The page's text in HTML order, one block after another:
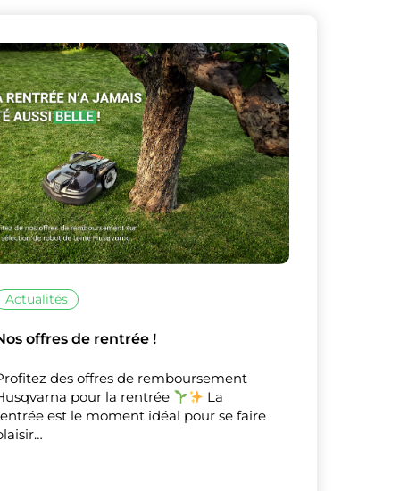
ceux que
XMasquer le bandeau
Actualités
offres de rentrée !
des offres de remboursement
pour la rentrée
La
est le moment idéal pour se faire